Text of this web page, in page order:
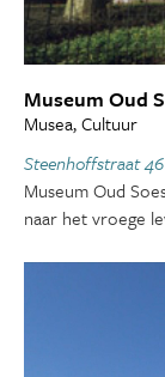
Museum Oud
Musea, Cultuur
Steenhoffstraat 46
Museum Oud
naar het vroege